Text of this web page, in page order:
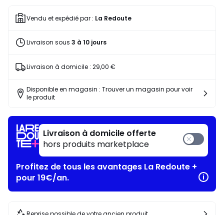
Vendu et expédié par : La Redoute
Livraison sous 3 à 10 jours
Livraison à domicile : 29,00 €
Disponible en magasin : Trouver un magasin pour voir
le produit
Livraison à domicile offerte
hors produits marketplace
Profitez de tous les avantages La Redoute +
pour 19€/an.